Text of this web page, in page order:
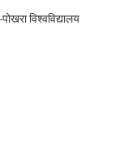
विश्वविद्यालय